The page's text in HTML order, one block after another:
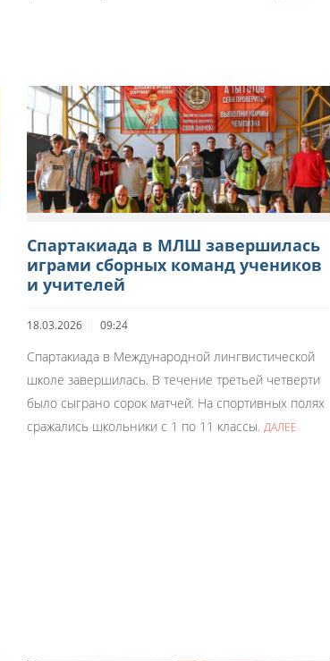
Спартакиада в МЛШ завершилась
играми сборных команд учеников
и учителей
18.03.2026 09:24
Спартакиада в Международной лингвистической
школе завершилась. В течение третьей четверти
было сыграно сорок матчей. На спортивных полях
сражались школьники с 1 по 11 классы. ДАЛЕЕ